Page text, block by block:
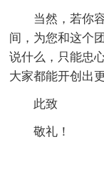
当然，若你
间，为您和这个
说什么，只能忠
大家都能开创出
此致
敬礼！